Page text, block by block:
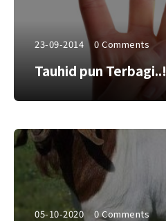
23-09-2014 0 Comments
Tauhid pun Terbagi..!
05-10-2020 0 Comments